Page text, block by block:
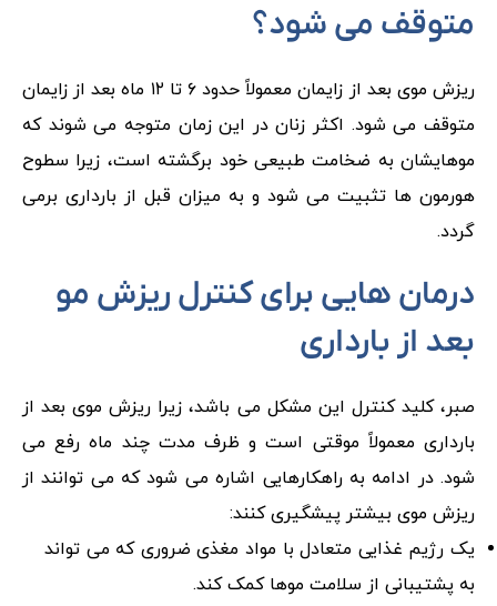
متوقف می شود؟
ریزش موی بعد از زایمان معمولاً حدود ۶ تا ۱۲ ماه بعد از زایمان
متوقف می شود. اکثر زنان در این زمان متوجه می شوند که
موهایشان به ضخامت طبیعی خود برگشته است، زیرا سطوح
هورمون ها تثبیت می شود و به میزان قبل از بارداری برمی
گردد.
درمان هایی برای کنترل ریزش مو
بعد از بارداری
صبر، کلید کنترل این مشکل می باشد، زیرا ریزش موی بعد از
بارداری معمولاً موقتی است و ظرف مدت چند ماه رفع می
شود. در ادامه به راهکارهایی اشاره می شود که می توانند از
ریزش موی بیشتر پیشگیری کنند:
یک رژیم غذایی متعادل با مواد مغذی ضروری که می تواند
به پشتیبانی از سلامت موها کمک کند.